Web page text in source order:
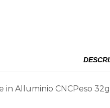
Alluminio CNCPeso 32gr